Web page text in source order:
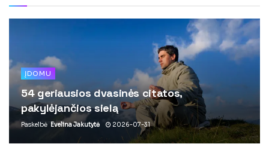
ĮDOMU
54 geriausios dvasinės citatos,
pakylėjančios sielą
Paskelbė Evelina Jakutytė 2026-07-31